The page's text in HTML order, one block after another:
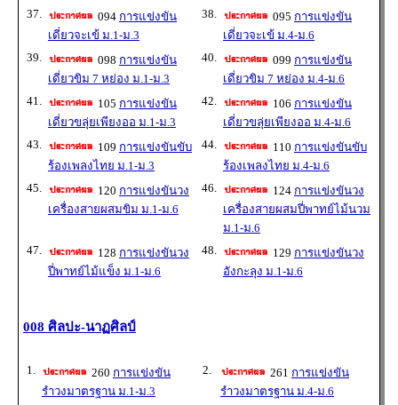
37.
094 การแข่งขัน
เดี่ยวจะเข้ ม.1-ม.3
38. 095 การแข่งขัน
เดี่ยวจะเข้ ม.4-ม.6
39.
098 การแข่งขัน
เดี่ยวขิม 7 หย่อง ม.1-ม.3
40. 099 การแข่งขัน
เดี่ยวขิม 7 หย่อง ม.4-ม.6
41.
105 การแข่งขัน
เดี่ยวขลุ่ยเพียงออ ม.1-ม.3
42. 106 การแข่งขัน
เดี่ยวขลุ่ยเพียงออ ม.4-ม.6
43.
109 การแข่งขันขับ
ร้องเพลงไทย ม.1-ม.3
44. 110 การแข่งขันขับ
ร้องเพลงไทย ม.4-ม.6
45.
120 การแข่งขันวง
เครื่องสายผสมขิม ม.1-ม.6
46. 124 การแข่งขันวง
เครื่องสายผสมปี่พาทย์ไม้นวม
ม.1-ม.6
47.
128 การแข่งขันวง
ปี่พาทย์ไม้แข็ง ม.1-ม.6
48. 129 การแข่งขันวง
อังกะลุง ม.1-ม.6
008 ศิลปะ-นาฏศิลป์
1. 260 การแข่งขัน
รำวงมาตรฐาน ม.1-ม.3
2. 261 การแข่งขัน
รำวงมาตรฐาน ม.4-ม.6